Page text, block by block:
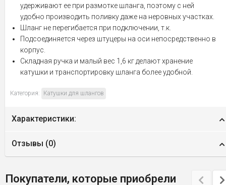
удерживают ее при размотке шланга, поэтому с ней
удобно производить поливку даже на неровных участках.
Шланг не перегибается при подключении, т.к.
Подсоединяется через штуцеры на оси непосредственно в
корпус.
Складная ручка и малый вес 1,6 кг делают хранение
катушки и транспортировку шланга более удобной.
Категория: Катушки для шлангов
Характеристики:
Отзывы (0)
Покупатели, которые приобрели